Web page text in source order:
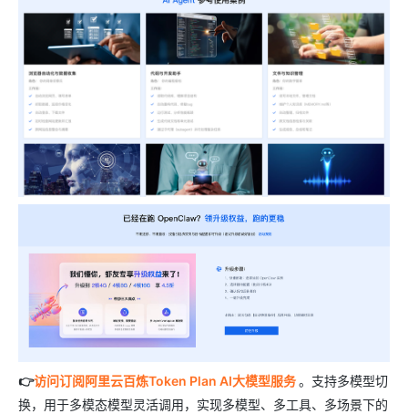
👉访问订阅阿里云百炼Token Plan AI大模型服务。支持多模型切
换，用于多模态模型灵活调用，实现多模型、多工具、多场景下的